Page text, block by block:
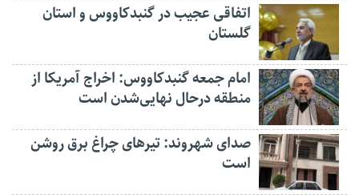
اتفاقی عجیب در‌ گنبدکاووس و استان
گلستان
امام جمعه گنبدکاووس: اخراج آمریکا از
منطقه درحال نهایی‌شدن است
صدای شهروند: تیرهای چراغ برق روشن
است